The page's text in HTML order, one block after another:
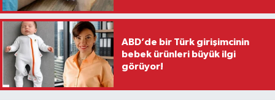
ABD’de bir Türk girişimcinin
bebek ürünleri büyük ilgi
görüyor!